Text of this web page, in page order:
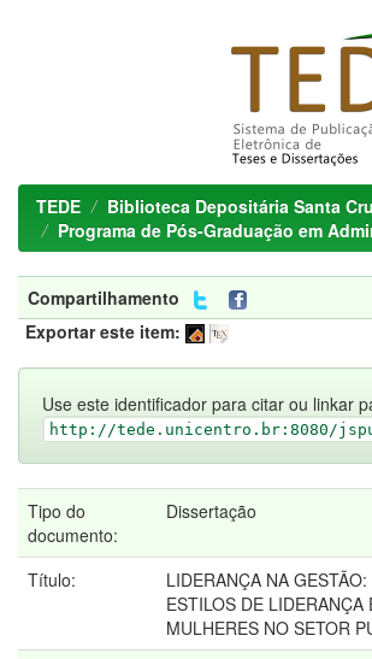
TEDE
Biblioteca Depositária Santa
Programa de Pós-Graduação em
Compartilhamento
Exportar este item:
Use este identificador para citar ou linkar
http://tede.unicentro.br:8080/
Tipo do
documento:
Dissertação
Título:
LIDERANÇA NA
ESTILOS DE
MULHERES NO SETOR